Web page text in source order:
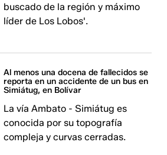
buscado de la región y máximo
líder de Los Lobos'.
Al menos una docena de fallecidos se
reporta en un accidente de un bus en
Simiátug, en Bolívar
La vía Ambato - Simiátug es
conocida por su topografía
compleja y curvas cerradas.